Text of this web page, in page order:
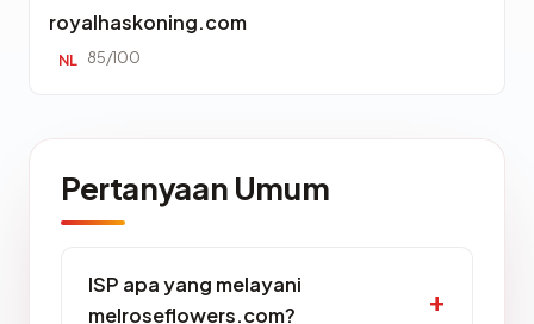
royalhaskoning.com
NL 85/100
Pertanyaan Umum
ISP apa yang melayani
melroseflowers.com?